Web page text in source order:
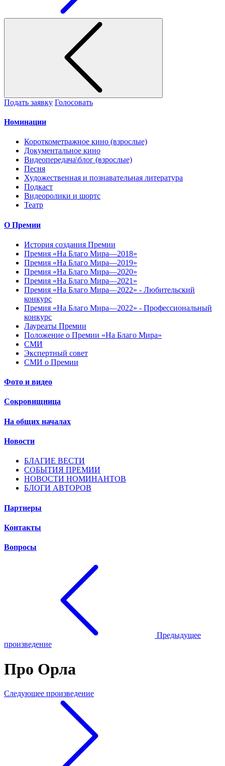
Подать заявку Голосовать
Номинации
Короткометражное кино (взрослые)
Документальное кино
Видеопередача\блог (взрослые)
Песня
Художественная и познавательная литература
Подкаст
Видеоролики и шортс
Театр
О Премии
История создания Премии
Премия «На Благо Мира—2018»
Премия «На Благо Мира—2019»
Премия «На Благо Мира—2020»
Премия «На Благо Мира—2021»
Премия «На Благо Мира—2022» - Любительский
конкурс
Премия «На Благо Мира—2022» - Профессиональный
конкурс
Лауреаты Премии
Положение о Премии «На Благо Мира»
СМИ
Экспертный совет
СМИ о Премии
Фото и видео
Сокровищница
На общих началах
Новости
БЛАГИЕ ВЕСТИ
СОБЫТИЯ ПРЕМИИ
НОВОСТИ НОМИНАНТОВ
БЛОГИ АВТОРОВ
Партнеры
Контакты
Вопросы
Предыдущее
произведение
Про Орла
Следующее произведение